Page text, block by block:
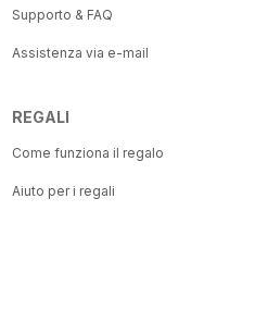
Supporto & FAQ
Assistenza via e-mail
REGALI
Come funziona il regalo
Aiuto per i regali